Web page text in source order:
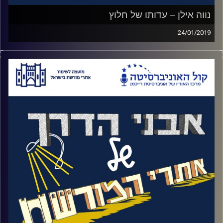
נווה אילן – עדותו של חלוץ
24/01/2019
במהלך הפרקים שלנו אנחנו שומעים על עולים
שהגיעו לישראל להקים מדינה, על כך שעברו
במרכזי ההכשרות, בגרעיני העבודה עד שקיבלו
את הקרעקעות שלהם מקק"ל וזכו להקים
אבל מי הם אותם האנשים? בפרק הזה אנחנו
זוכים לראיין את אחד האנשים האלה, אליעזר
לב ציון. הוא הגיע ארצה כחלק מחבורת טללים
שהייתה מורכבת ממחתרת מק"י הצרפתית
שלחמה בנאצים .
הוא יספר לנו מנקודת המבט המיוחדת שלו על
הקמת נווה אילן. היום, נווה אילן נראית לנו כמו